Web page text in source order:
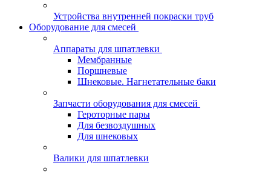
Устройства внутренней покраски труб
Оборудование для смесей
Аппараты для шпатлевки
Мембранные
Поршневые
Шнековые. Нагнетательные баки
Запчасти оборудования для смесей
Героторные пары
Для безвоздушных
Для шнековых
Валики для шпатлевки